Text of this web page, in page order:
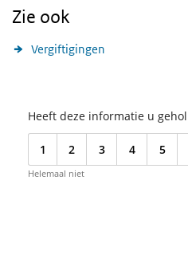
Zie ook
Vergiftigingen
Heeft deze informatie u
1 2 3 4 5
Helemaal niet